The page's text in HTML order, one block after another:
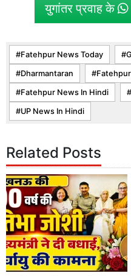
युगांतर प्रवाह के
Fatehpur News Today
Dharmantaran
Fatehpur News In Hindi
UP News In Hindi
Related Posts